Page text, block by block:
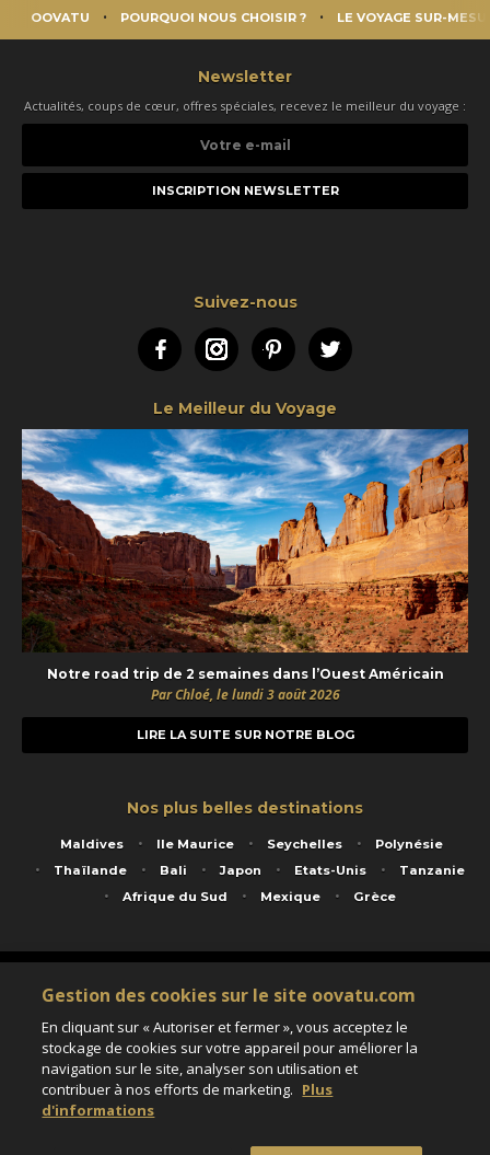
OOVATU POURQUOI NOUS CHOISIR ? LE VOYAGE SUR-
Newsletter
Actualités, coups de cœur, offres spéciales, recevez le meilleur du voyage :
e-
Suivez-nous
FacebookInstagramPinterestTwitter
Le Meilleur du Voyage
Notre road trip de 2 semaines dans l’Ouest Américain
Par Chloé, le lundi 3 août 2026
LIRE LA SUITE SUR NOTRE BLOG
Nos plus belles destinations
Maldives Ile Maurice Seychelles
Polynésie
Thaïlande
Bali Japon Etats-Unis
Tanzanie
Afrique du Sud
Mexique Grèce
Service animé par Nautil Voyages - 22 rue Georges Picquart 75017 Paris - S.A.S
au capital de 155 696 euros - RCS Paris B 423 671 973 - Code APE 7911Z
Matricule Atout France IM075100020 - Garantie financière Groupama - Agrément IATA
Assurance responsabilité civile et professionnelle HISCOX RCP0081066
Gestion des cookies sur le site oovatu.com
En cliquant sur « Autoriser et fermer », vous acceptez le
stockage de cookies sur votre appareil pour améliorer la
navigation sur le site, analyser son utilisation et
contribuer à nos efforts de marketing. Plus
d'informations